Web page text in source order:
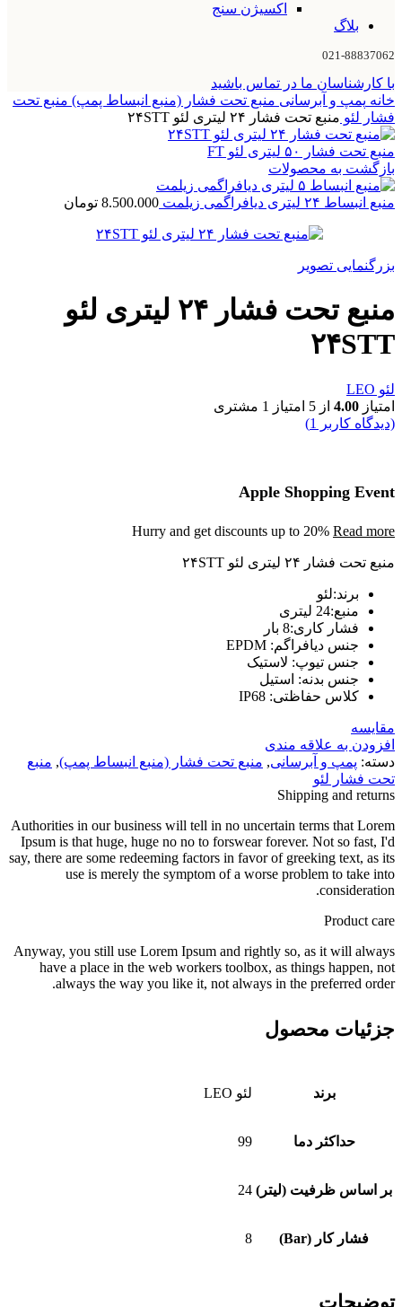
اکسیژن سنج
بلاگ
021-88837062
با کارشناسان ما در تماس باشید
خانه پمپ و آبرسانی منبع تحت فشار (منبع انبساط پمپ) منبع تحت
فشار لئو منبع تحت فشار ۲۴ لیتری لئو ۲۴STT
منبع تحت فشار ۵۰ لیتری لئو FT
بازگشت به محصولات
منبع انبساط ۲۴ لیتری دیافراگمی زیلمت 8.500.000 تومان
بزرگنمایی تصویر
منبع تحت فشار ۲۴ لیتری لئو
۲۴STT
لئو LEO
امتیاز 4.00 از 5 امتیاز 1 مشتری
(دیدگاه کاربر
1
)
Apple Shopping Event
Hurry and get discounts up to 20% Read more
منبع تحت فشار ۲۴ لیتری لئو ۲۴STT
برند:لئو
منبع:24 لیتری
فشار کاری:8
بار
جنس دیافراگم:
EPDM
جنس تیوپ: لاستیک
جنس بدنه: استیل
کلاس حفاظتی:
IP68
مقایسه
افزودن به علاقه مندی
دسته: پمپ و آبرسانی, منبع تحت فشار (منبع انبساط پمپ), منبع
تحت فشار لئو
Shipping and returns
Authorities in our business will tell in no uncertain terms that Lorem
Ipsum is that huge, huge no no to forswear forever. Not so fast, I'd
say, there are some redeeming factors in favor of greeking text, as its
use is merely the symptom of a worse problem to take into
consideration.
Product care
Anyway, you still use Lorem Ipsum and rightly so, as it will always
have a place in the web workers toolbox, as things happen, not
always the way you like it, not always in the preferred order.
جزئیات محصول
برند لئو LEO
حداکثر دما 99
بر اساس ظرفیت (لیتر) 24
فشار کار (Bar) 8
توضیحات